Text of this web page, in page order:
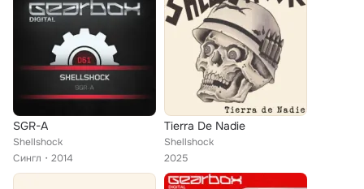
SGR-A
Shellshock
Сингл
2014
Tierra De Nadie
Shellshock
2025